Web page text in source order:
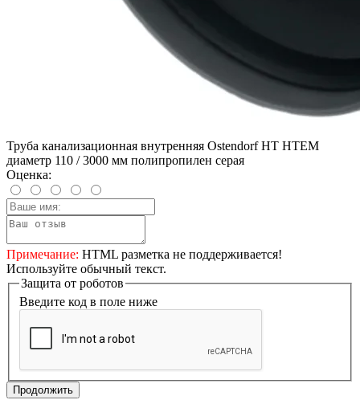
Труба канализационная внутренняя Ostendorf HT HTEM
диаметр 110 / 3000 мм полипропилен серая
Оценка:
Примечание: HTML разметка не поддерживается!
Используйте обычный текст.
Защита от роботов
Введите код в поле ниже
Продолжить